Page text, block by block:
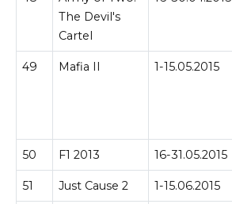
The Devil's
Cartel
49 Mafia II 1-15.05.2015
50 F1 2013 16-31.05.2015
51 Just Cause 2 1-15.06.2015